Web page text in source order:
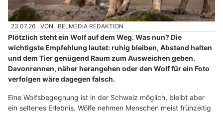
23.07.26 VON BELMEDIA REDAKTION
Plötzlich steht ein Wolf auf dem Weg. Was nun? Die
wichtigste Empfehlung lautet: ruhig bleiben, Abstand halten
und dem Tier genügend Raum zum Ausweichen geben.
Davonrennen, näher herangehen oder den Wolf für ein Foto
verfolgen wäre dagegen falsch.
Eine Wolfsbegegnung ist in der Schweiz möglich, bleibt aber
ein seltenes Erlebnis. Wölfe nehmen Menschen meist frühzeitig